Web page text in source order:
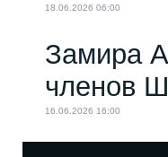
18.06.2026 06:00
Замира
членов
16.06.2026 16:00